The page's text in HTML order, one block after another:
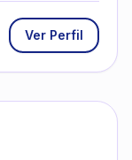
Ver Perfil